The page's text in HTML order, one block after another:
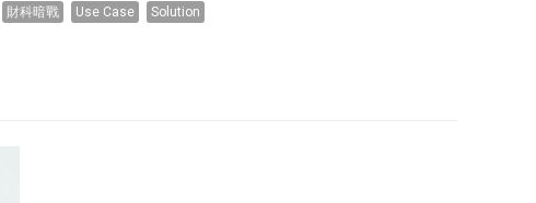
財科暗戰 Use Case Solution